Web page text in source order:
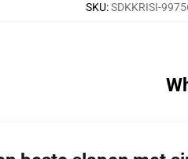
SKU:SDKKRISI-